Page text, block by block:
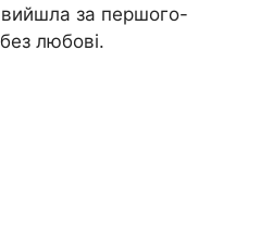
за першого-
любові.